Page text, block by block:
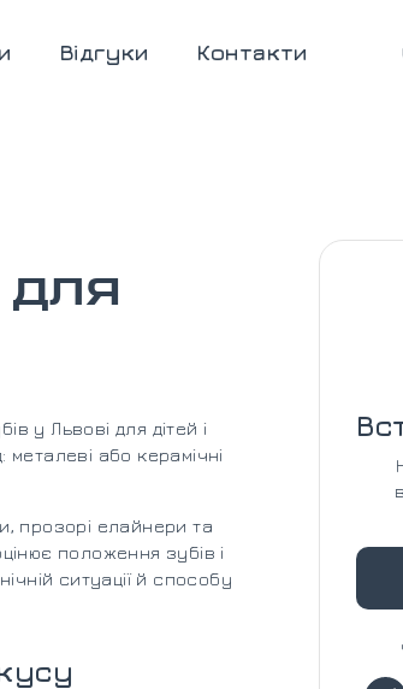
Відгуки Контакти
ДЛЯ
у Львові для дітей і
або керамічні
прозорі елайнери та
положення зубів і
ситуації й способу